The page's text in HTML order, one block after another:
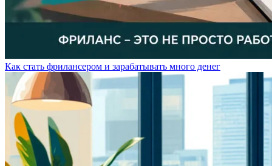
Как стать фрилансером и зарабатывать много денег